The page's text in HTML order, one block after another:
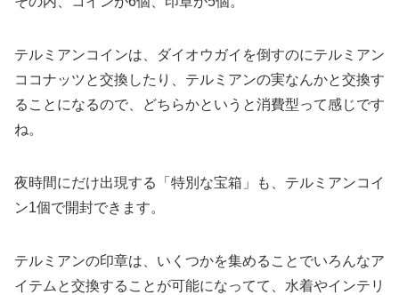
テルミアンコインは、ダイオウガイを倒すのにテルミアン
ココナッツと交換したり、テルミアンの実なんかと交換す
ることになるので、どちらかというと消費型って感じです
ね。
夜時間にだけ出現する「特別な宝箱」も、テルミアンコイ
ン1個で開封できます。
テルミアンの印章は、いくつかを集めることでいろんなア
イテムと交換することが可能になってて、水着やインテリ